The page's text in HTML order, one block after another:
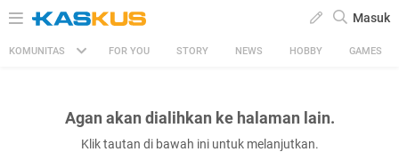
Masuk
KOMUNITAS FOR YOU STORY NEWS HOBBY GAMES
Agan akan dialihkan ke halaman lain.
Klik tautan di bawah ini untuk melanjutkan.